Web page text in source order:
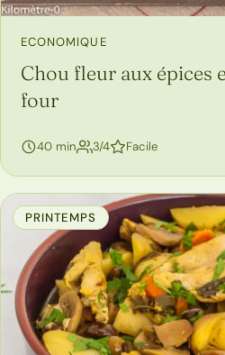
ECONOMIQUE
Chou fleur aux épices
four
40 min 3/4personnes
Facile
PRINTEMPS